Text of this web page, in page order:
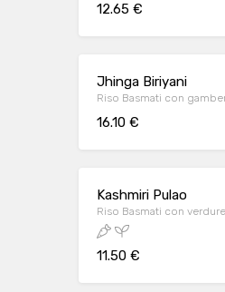
12.65 €
Jhinga Biriyani
Riso Basmati con
16.10 €
Kashmiri Pulao
Riso Basmati con
11.50 €